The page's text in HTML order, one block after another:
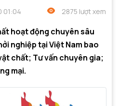
01:04 2875 lượt xem
hoạt động chuyên sâu
nghiệp tại Việt Nam bao
chất; Tư vấn chuyên gia;
mại.